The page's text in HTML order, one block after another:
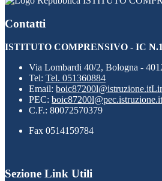
Contatti
ISTITUTO COMPRENSIVO - IC
Via Lombardi 40/2, Bologna -
Tel: Tel. 051360884
Email: boic87200l@istruzione.it
PEC: boic87200l@pec.istruzione.it
C.F.: 80072570379
Fax 0514159784
Sezione Link Utili